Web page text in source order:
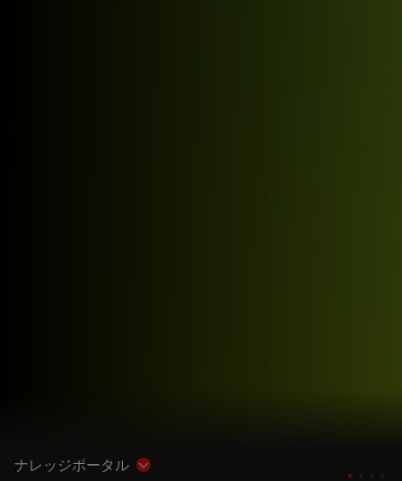
ナレッジポータル Show subnavigation